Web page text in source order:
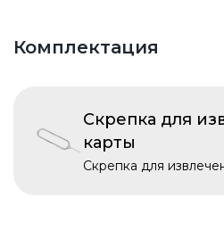
Комплектация
Скрепка для
карты
Скрепка для